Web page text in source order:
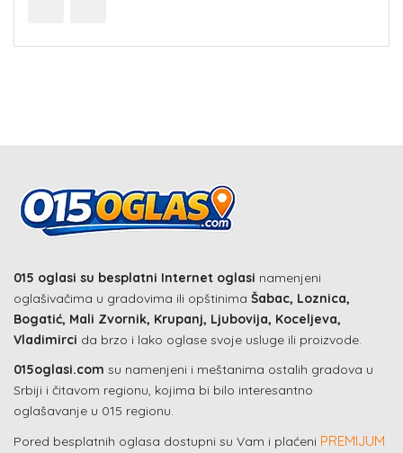
015 oglasi su besplatni Internet oglasi namenjeni
oglašivačima u gradovima ili opštinima Šabac, Loznica,
Bogatić, Mali Zvornik, Krupanj, Ljubovija, Koceljeva,
Vladimirci da brzo i lako oglase svoje usluge ili proizvode.
015oglasi.com su namenjeni i meštanima ostalih gradova u
Srbiji i čitavom regionu, kojima bi bilo interesantno
oglašavanje u 015 regionu.
Pored besplatnih oglasa dostupni su Vam i plaćeni PREMIJUM